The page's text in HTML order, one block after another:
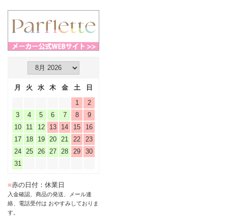
月 火 水 木 金 土
日
1
2
3
4 5 6 7 8
9
10
11 12 13 14 15
16
17
18 19 20 21 22
23
24
25 26 27 28 29
30
31
■赤の日付：休業日
入金確認、商品の発送、メール連
絡、電話受付は おやすみしておりま
す。